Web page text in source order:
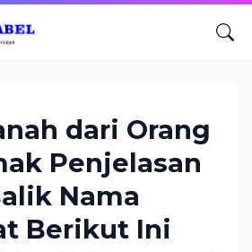
dari Orang
Penjelasan
Nama
Berikut Ini